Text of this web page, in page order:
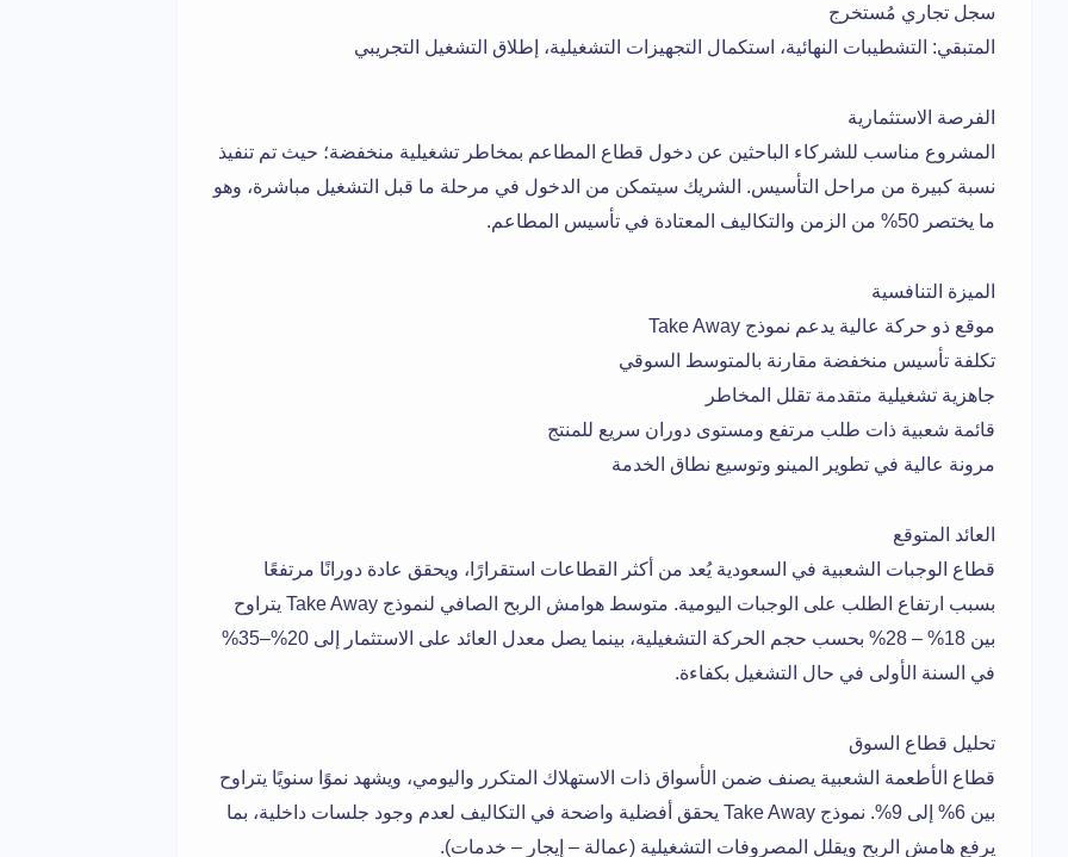
سجل تجاري مُستخرج
المتبقي: التشطيبات النهائية، استكمال التجهيزات التشغيلية، إطلاق التشغيل التجريبي
الفرصة الاستثمارية
المشروع مناسب للشركاء الباحثين عن دخول قطاع المطاعم بمخاطر تشغيلية منخفضة؛ حيث تم تنفيذ
نسبة كبيرة من مراحل التأسيس. الشريك سيتمكن من الدخول في مرحلة ما قبل التشغيل مباشرة، وهو
ما يختصر 50% من الزمن والتكاليف المعتادة في تأسيس المطاعم.
الميزة التنافسية
موقع ذو حركة عالية يدعم نموذج Take Away
تكلفة تأسيس منخفضة مقارنة بالمتوسط السوقي
جاهزية تشغيلية متقدمة تقلل المخاطر
قائمة شعبية ذات طلب مرتفع ومستوى دوران سريع للمنتج
مرونة عالية في تطوير المينو وتوسيع نطاق الخدمة
العائد المتوقع
قطاع الوجبات الشعبية في السعودية يُعد من أكثر القطاعات استقرارًا، ويحقق عادة دورانًا مرتفعًا
بسبب ارتفاع الطلب على الوجبات اليومية. متوسط هوامش الربح الصافي لنموذج Take Away يتراوح
بين 18% – 28% بحسب حجم الحركة التشغيلية، بينما يصل معدل العائد على الاستثمار إلى 20%–35%
في السنة الأولى في حال التشغيل بكفاءة.
تحليل قطاع السوق
قطاع الأطعمة الشعبية يصنف ضمن الأسواق ذات الاستهلاك المتكرر واليومي، ويشهد نموًا سنويًا يتراوح
بين 6% إلى 9%. نموذج Take Away يحقق أفضلية واضحة في التكاليف لعدم وجود جلسات داخلية، بما
يرفع هامش الربح ويقلل المصروفات التشغيلية (عمالة – إيجار – خدمات).